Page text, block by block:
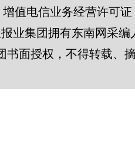
增值电信业务经营许可证
业集团拥有东南网采
书面授权，不得转载、